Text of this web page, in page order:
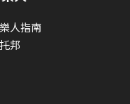
人指南
邦